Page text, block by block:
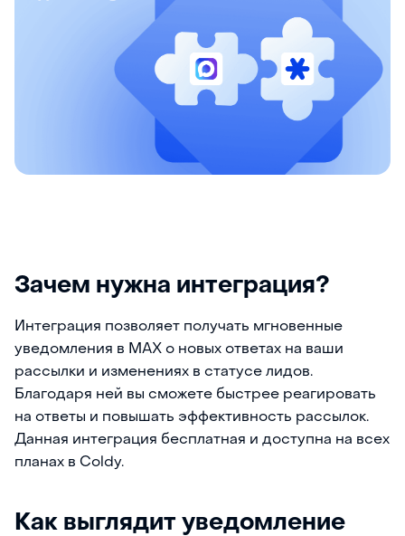
Зачем нужна интеграция?
Интеграция позволяет получать мгновенные
уведомления в MAX о новых ответах на ваши
рассылки и изменениях в статусе лидов.
Благодаря ней вы сможете быстрее реагировать
на ответы и повышать эффективность рассылок.
Данная интеграция бесплатная и доступна на всех
планах в Coldy.
Как выглядит уведомление